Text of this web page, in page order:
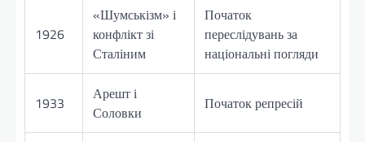
1926
«Шумськізм» і
конфлікт зі
Сталіним
Початок
переслідувань за
національні погляди
1933
Арешт і
Соловки
Початок репресій